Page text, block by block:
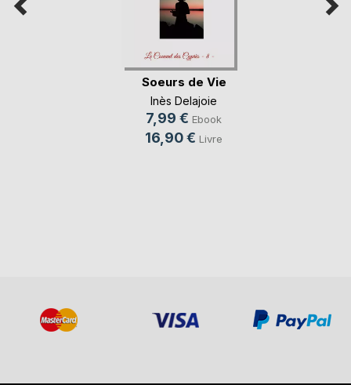
Soeurs de Vie
Inès Delajoie
7,99 € Ebook
16,90 € Livre